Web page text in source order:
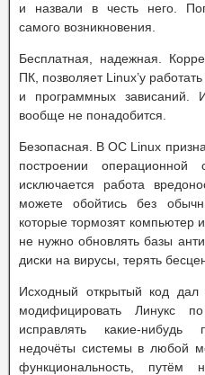
и назвали в честь него.
самого возникновения.
Бесплатная, надежная.
ПК, позволяет Linux’у
и программных
вообще не понадобится.
Безопасная. В ОС Linux
построении операционной
исключается работа
можете обойтись без
которые тормозят компьютер
не нужно обновлять базы
диски на вирусы, терять
Исходный открытый код дал
модифицировать Линукс
исправлять какие-
недочёты системы в любой
функциональность, путём